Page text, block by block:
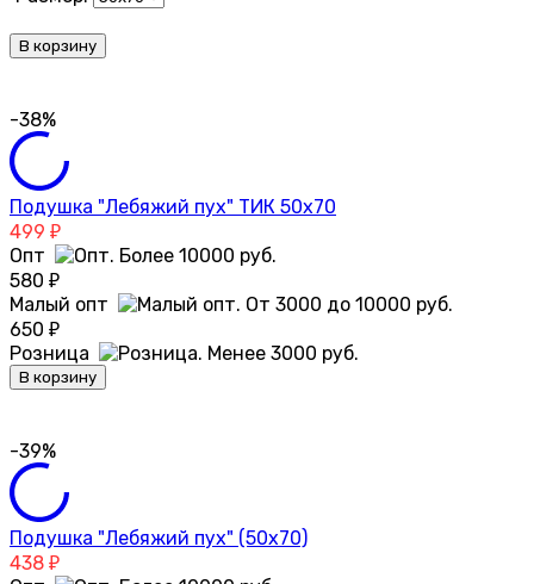
В корзину
-38%
Подушка "Лебяжий пух" ТИК 50х70
499 ₽
Опт
580 ₽
Малый опт
650 ₽
Розница
В корзину
-39%
Подушка "Лебяжий пух" (50х70)
438 ₽